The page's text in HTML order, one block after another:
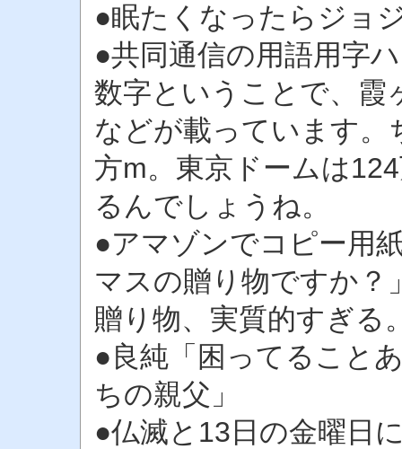
●眠たくなったらジョ
●共同通信の用語用字
数字ということで、霞
などが載っています。
方m。東京ドームは
るんでしょうね。
●アマゾンでコピー用
マスの贈り物ですか？
贈り物、実質的すぎる
●良純「困ってること
ちの親父」
●仏滅と13日の金曜日